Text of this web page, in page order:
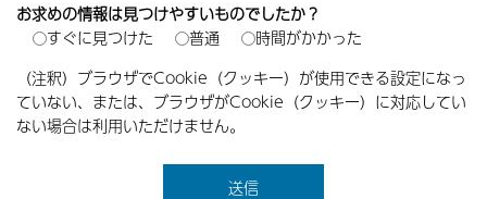
お求めの情報は見つけやすいものでしたか？
すぐに見つけた
普通
時間がかかった
（注釈）ブラウザでCookie（クッキー）が使用できる設定になっ
ていない、または、ブラウザがCookie（クッキー）に対応してい
ない場合は利用いただけません。